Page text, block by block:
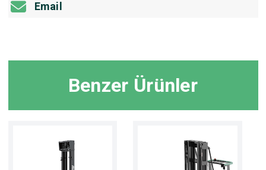
Email
Benzer Ürünler